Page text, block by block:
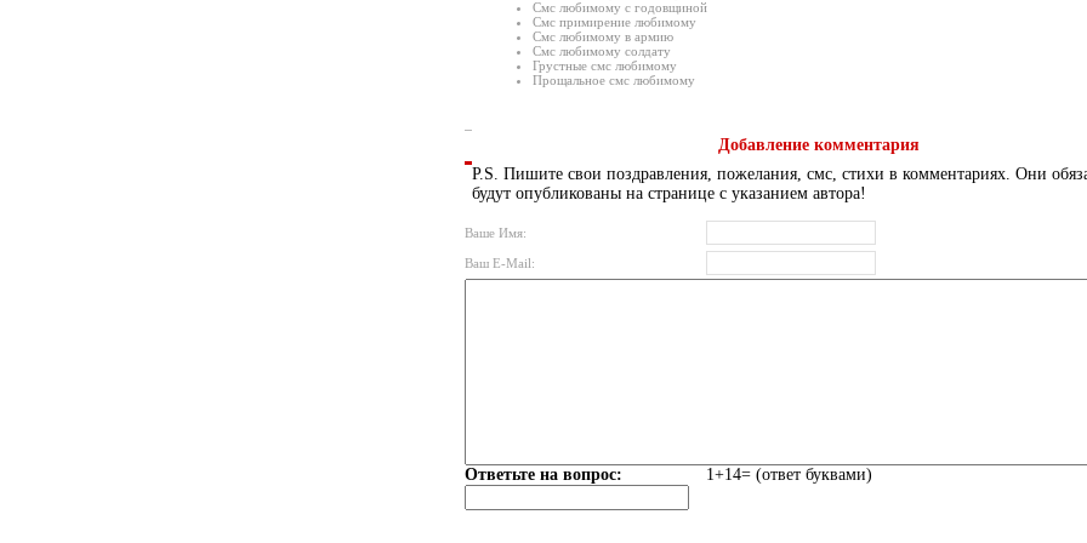
Смс любимому с годовщиной
Смс примирение любимому
Смс любимому в армию
Смс любимому солдату
Грустные смс любимому
Прощальное смс любимому
Добавление комментария
P.S. Пишите свои поздравления, пожелания, смс, стихи в комментариях. Они
будут опубликованы на странице с указанием автора!
Ваше Имя:
Ваш E-Mail:
Ответьте на вопрос: 1+14= (ответ буквами)